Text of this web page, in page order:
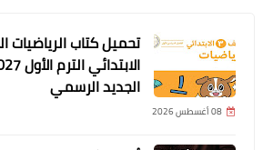
تحميل كتاب الرياضيات
الجديد الرسمي
08 أغسطس 2026